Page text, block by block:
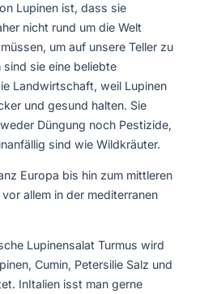
Lupinen ist, dass sie
nicht rund um die Welt
um auf unsere Teller zu
sie eine beliebte
Landwirtschaft, weil Lupinen
und gesund halten. Sie
Düngung noch Pestizide,
sind wie Wildkräuter.
Europa bis hin zum mittleren
allem in der mediterranen
Lupinensalat Turmus wird
Cumin, Petersilie Salz und
InItalien isst man gerne